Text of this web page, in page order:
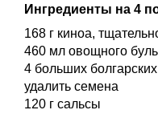
Ингредиенты на 4
168 г киноа,
460 мл овощного
4 больших
удалить семена
120 г сальсы